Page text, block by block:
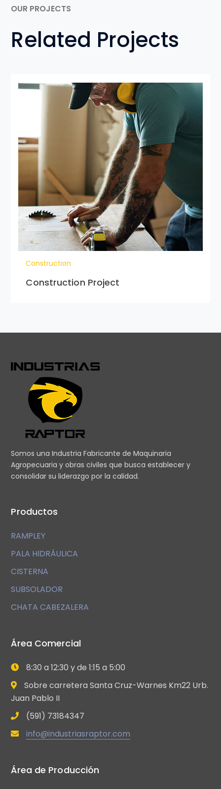
OUR PROJECTS
Related Projects
Construction
Construction Project
Somos una Industria Fabricante de Maquinaria
Agropecuaria y obras civiles que busca establecer y
consolidar su liderazgo por la calidad.
Productos
RAMPLEY
PALA HIDRÁULICA
CISTERNA
SUBSOLADOR
CHATA CABEZALERA
Área Comercial
8:30 a 12:30 y de 1:15 a 5:00
Sobre carretera Santa Cruz-Warnes Km22 Urb.
Juan Pablo II
(591) 73184347
info@industriasraptor.com
Área de Producción